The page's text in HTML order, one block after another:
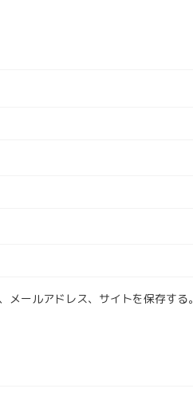
ールアドレス、サイトを保存する。